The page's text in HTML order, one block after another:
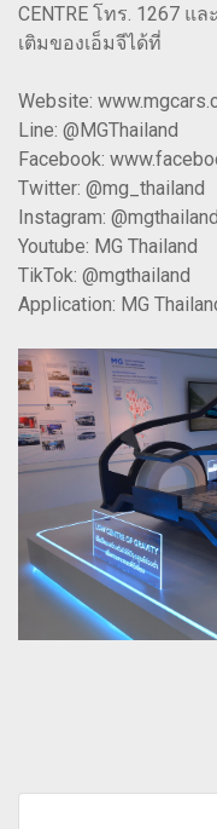
CENTRE โทร. 1267
เติมของเอ็มจีได้ที่
Website:
Line: @MGThailand
Facebook:
Twitter: @mg_thailand
Instagram: @mgthailand
Youtube: MG Thailand
TikTok: @mgthailand
Application: MG